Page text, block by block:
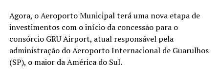
Agora, o Aeroporto Municipal terá uma nova etapa de
investimentos com o início da concessão para o
consórcio GRU Airport, atual responsável pela
administração do Aeroporto Internacional de Guarulhos
(SP), o maior da América do Sul.